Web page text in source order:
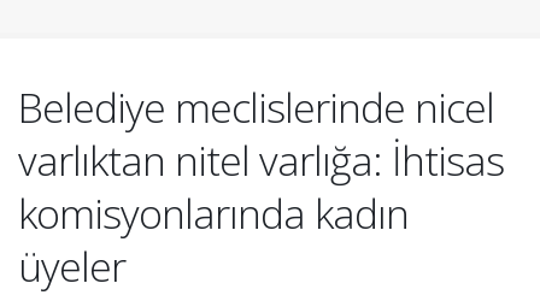
Belediye meclislerinde nicel
varlıktan nitel varlığa: İhtisas
komisyonlarında kadın
üyeler